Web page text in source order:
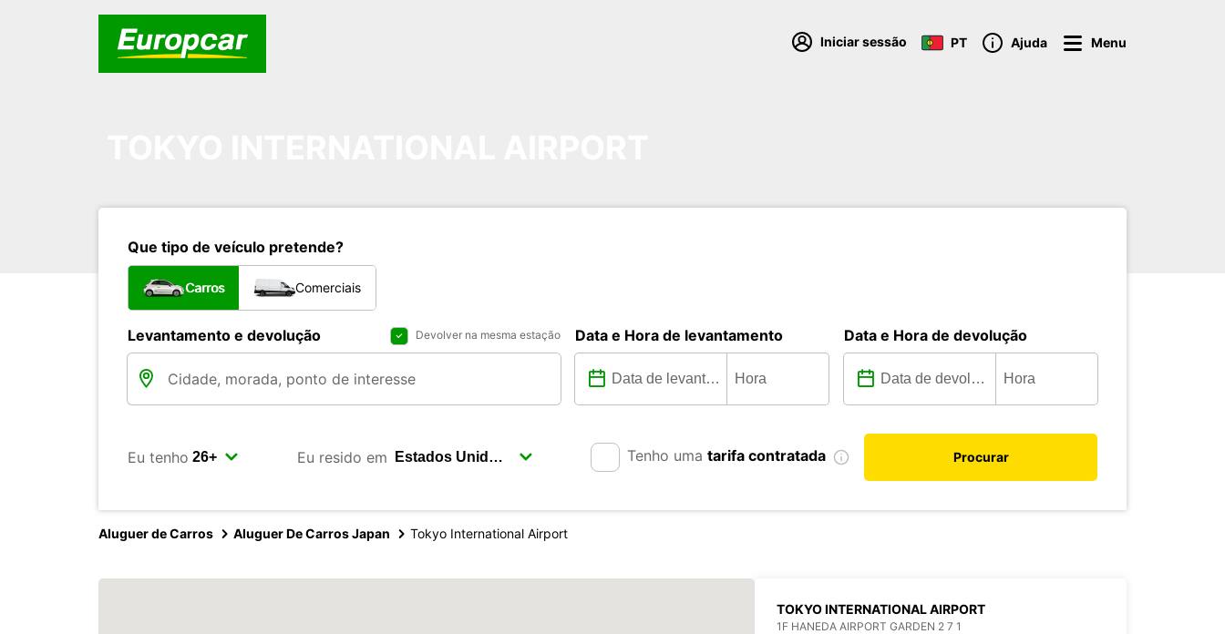
Iniciar sessão PT Ajuda Menu
Que tipo de veículo pretende?
Carros Comerciais
Levantamento e devolução Devolver na mesma estação Data e Hora de levantamento Data e Hora de devolução
Eu tenho Eu resido em Tenho uma tarifa contratada Procurar
Aluguer de Carros Aluguer De Carros Japan Tokyo International Airport
TOKYO INTERNATIONAL AIRPORT
1F HANEDA AIRPORT GARDEN 2 7 1